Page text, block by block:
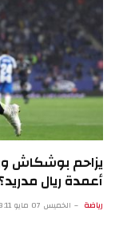
يزاحم بوشكاش
أعمدة ريال
رياضة الخميس 07 مايو 8:11 ص